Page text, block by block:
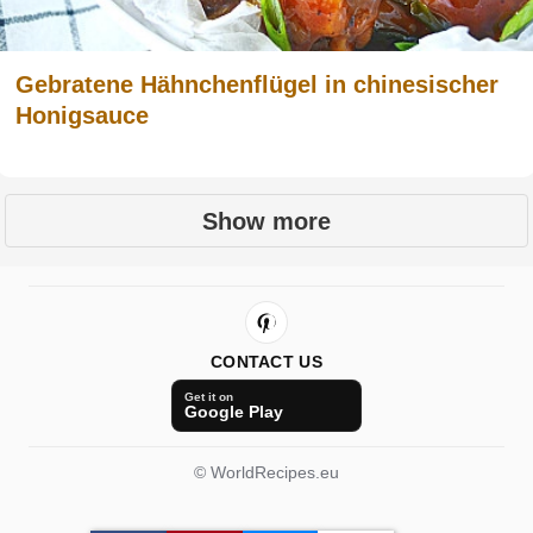
Gebratene Hähnchenflügel in chinesischer
Honigsauce
Show more
CONTACT US
Get it on
Google Play
© WorldRecipes.eu